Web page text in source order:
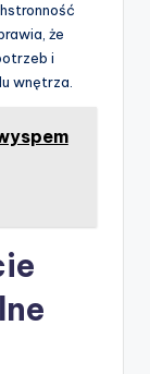
że
i
wnętrza.